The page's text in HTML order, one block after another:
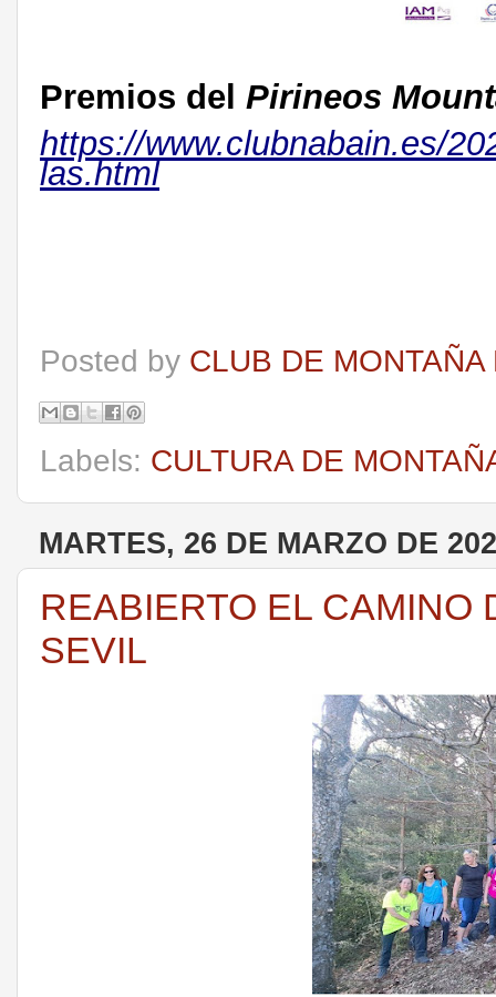
Premios del Pirineos
https://www.clubnabain.es/
las.html
Posted by CLUB DE MONTAÑA
Labels: CULTURA DE
MARTES, 26 DE MARZO DE
REABIERTO EL CAMINO
SEVIL